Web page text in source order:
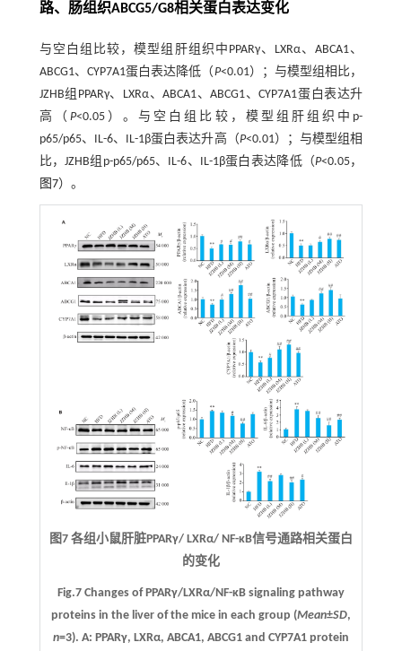
路、肠组织ABCG5/G8相关蛋白表达变化
与空白组比较，模型组肝组织中PPARγ、LXRα、ABCA1、
ABCG1、CYP7A1蛋白表达降低（P<0.01）；与模型组相比，
JZHB组PPARγ、LXRα、ABCA1、ABCG1、CYP7A1蛋白表达升
高（ P<0.05）。与空白组比较，模型组肝组织中p-
p65/p65、IL-6、IL-1β蛋白表达升高（P<0.01）；与模型组相
比，JZHB组p-p65/p65、IL-6、IL-1β蛋白表达降低（P<0.05，
图7）。
图7 各组小鼠肝脏PPARγ/ LXRα/ NF-κB信号通路相关蛋白
的变化
Fig.7 Changes of PPARγ/LXRα/NF-κB signaling pathway
proteins in the liver of the mice in each group (Mean±SD,
n=3). A: PPARγ, LXRα, ABCA1, ABCG1 and CYP7A1 protein